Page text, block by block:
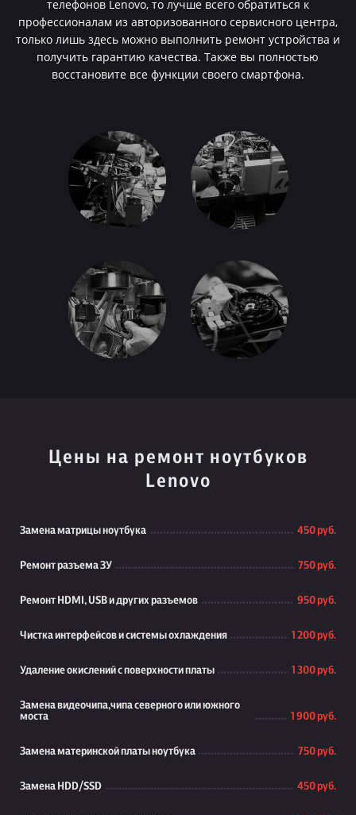
телефонов Lenovo, то лучше всего обратиться к
профессионалам из авторизованного сервисного центра,
только лишь здесь можно выполнить ремонт устройства и
получить гарантию качества. Также вы полностью
восстановите все функции своего смартфона.
Цены на ремонт ноутбуков
Lenovo
Замена матрицы ноутбука 450 руб.
Ремонт разъема ЗУ 750 руб.
Ремонт HDMI, USB и других разъемов 950 руб.
Чистка интерфейсов и системы охлаждения 1 200 руб.
Удаление окислений с поверхности платы 1 300 руб.
Замена видеочипа,чипа северного или южного
моста
1 900 руб.
Замена материнской платы ноутбука 750 руб.
Замена HDD/SSD 450 руб.